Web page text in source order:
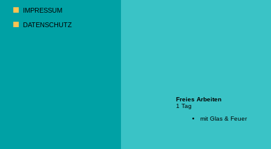
IMPRESSUM
DATENSCHUTZ
Freies Arbeiten
1 Tag
mit Glas & Feuer